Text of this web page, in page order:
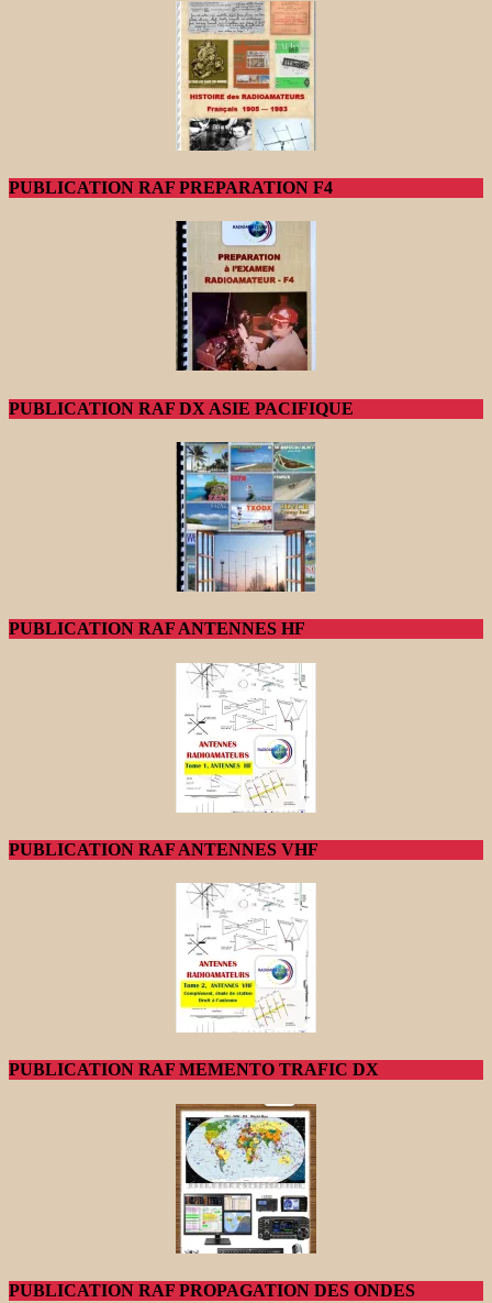
PUBLICATION RAF PREPARATION F4
PUBLICATION RAF DX ASIE PACIFIQUE
PUBLICATION RAF ANTENNES HF
PUBLICATION RAF ANTENNES VHF
PUBLICATION RAF MEMENTO TRAFIC DX
PUBLICATION RAF PROPAGATION DES ONDES